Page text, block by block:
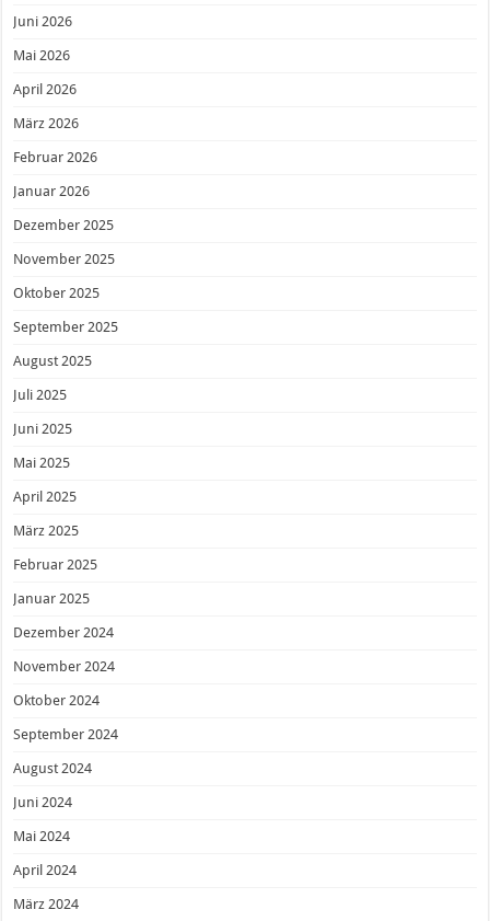
Juni 2026
Mai 2026
April 2026
März 2026
Februar 2026
Januar 2026
Dezember 2025
November 2025
Oktober 2025
September 2025
August 2025
Juli 2025
Juni 2025
Mai 2025
April 2025
März 2025
Februar 2025
Januar 2025
Dezember 2024
November 2024
Oktober 2024
September 2024
August 2024
Juni 2024
Mai 2024
April 2024
März 2024